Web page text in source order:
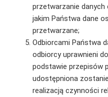
przetwarzanie danych
jakim Państwa dane
przetwarzane;
Odbiorcami Państwa
odbiorcy uprawnieni
podstawie przepisów
udostępniona
realizacją czynności